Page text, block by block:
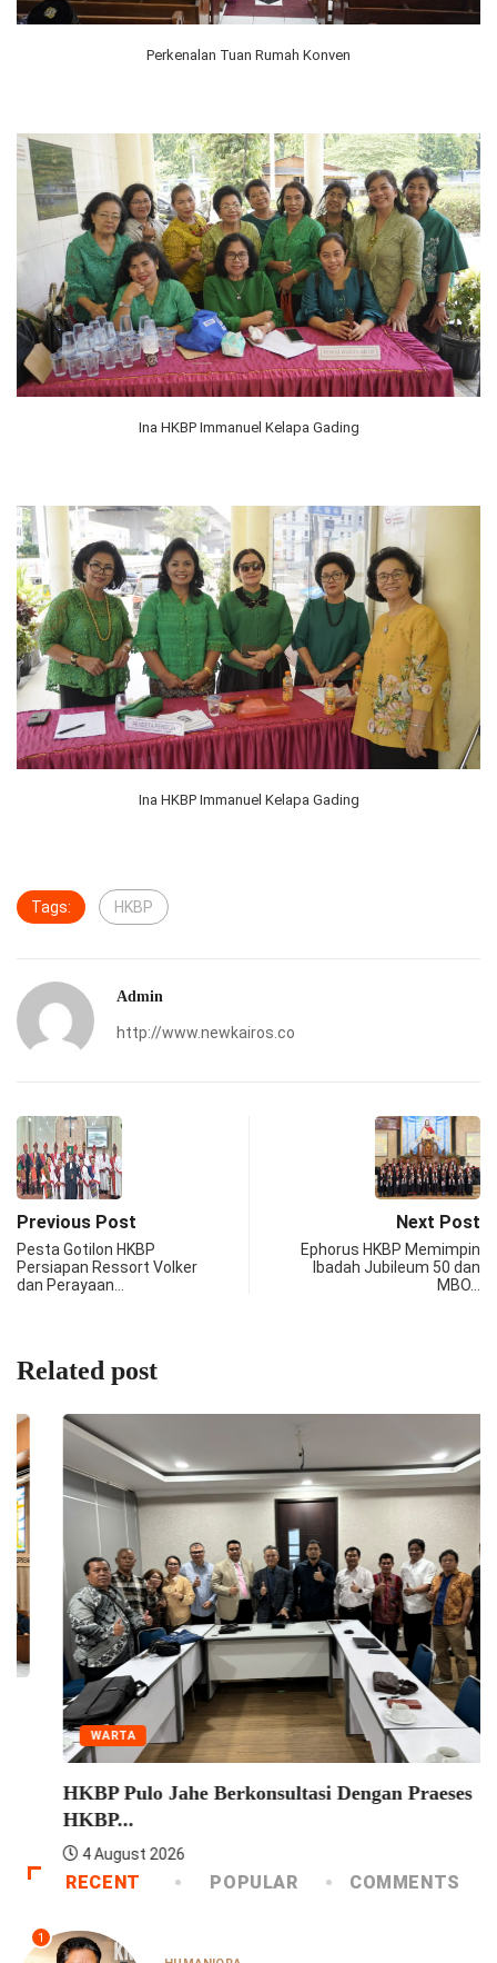
Perkenalan Tuan Rumah Konven
Ina HKBP Immanuel Kelapa Gading
Ina HKBP Immanuel Kelapa Gading
Tags: HKBP
Admin
http://www.newkairos.co
Previous Post
Pesta Gotilon HKBP
Persiapan Ressort Volker
dan Perayaan…
Next Post
Ephorus HKBP Memimpin
Ibadah Jubileum 50 dan
MBO…
Related post
WARTA
Konven HKBP Distrik VIII DKI Jakarta Perkuat...
4 August 2026
RECENT POPULAR COMMENTS
1